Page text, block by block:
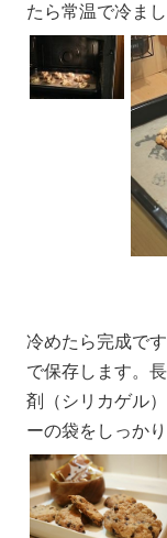
たら常温で冷まし
冷めたら完成で
で保存します。
剤（シリカゲル
ーの袋をしっか